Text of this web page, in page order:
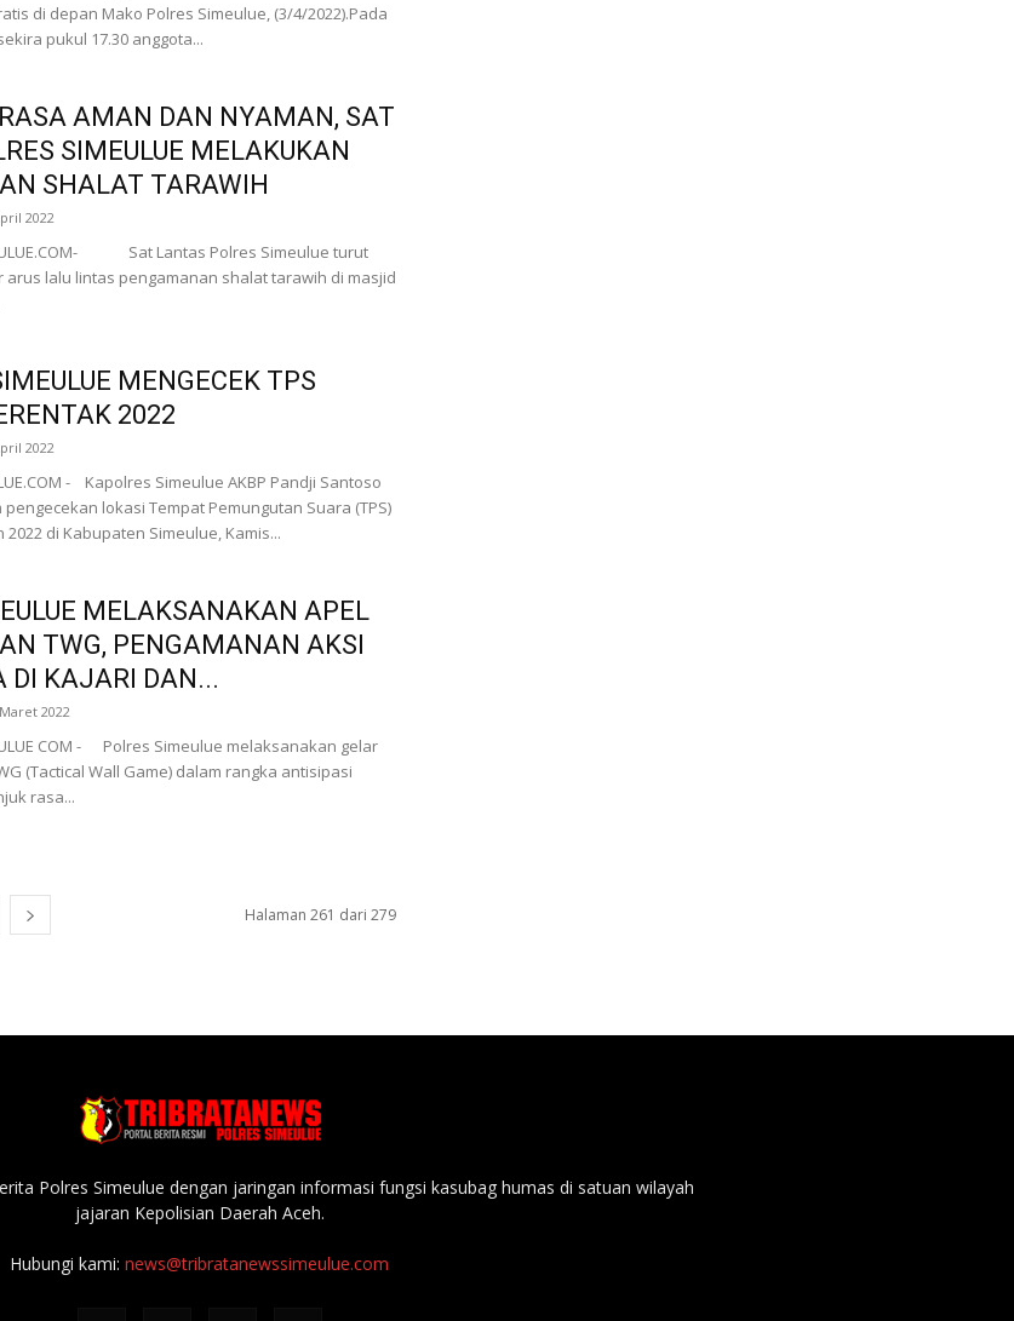
di depan Mako Polres Simeulue, (3/4/2022).Pada
pukul 17.30 anggota...
AMAN DAN NYAMAN, SAT
SIMEULUE MELAKUKAN
SHALAT TARAWIH
2022
Sat Lantas Polres Simeulue turut
arus lalu lintas pengamanan shalat tarawih di masjid
MENGECEK TPS
2022
2022
- Kapolres Simeulue AKBP Pandji Santoso
pengecekan lokasi Tempat Pemungutan Suara (TPS)
di Kabupaten Simeulue, Kamis...
MELAKSANAKAN APEL
TWG, PENGAMANAN AKSI
DI KAJARI DAN...
2022
COM - Polres Simeulue melaksanakan gelar
(Tactical Wall Game) dalam rangka antisipasi
rasa...
Halaman 261 dari 279
Polres Simeulue dengan jaringan informasi fungsi kasubag humas di satuan wilayah
jajaran Kepolisian Daerah Aceh.
Hubungi kami:news@tribratanewssimeulue.com